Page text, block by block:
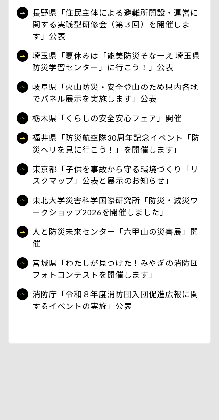
長野県「住民主体による避難所開設・運営に
関する実践型研修会（第３回）を開催しま
す」公表
埼玉県「夏休みは「能美防災そなーえ 埼玉県
防災学習センター」に行こう！」公表
岐阜県「火山防災・安全登山のため県内各地
でパネル展示を実施します」公表
栃木県「くらしの安全安心フェア」開催
福井県「防災航空隊30周年記念イベント「防
災ヘリを見に行こう！」を開催します」
東京都「子供を事故から守る環境づくり「リ
スクマップ」公表と展示のお知らせ」
東北大学災害科学国際研究所「防災・減災ワ
ークショップ2026を開催しました」
人と防災未来センター「六甲山の災害展」開
催
宮城県「わたしが見つけた！みやぎの消防団
フォトコンテストを開催します」
消防庁「令和８年度消防団入団促進広報に関
するイベントの実施」公表